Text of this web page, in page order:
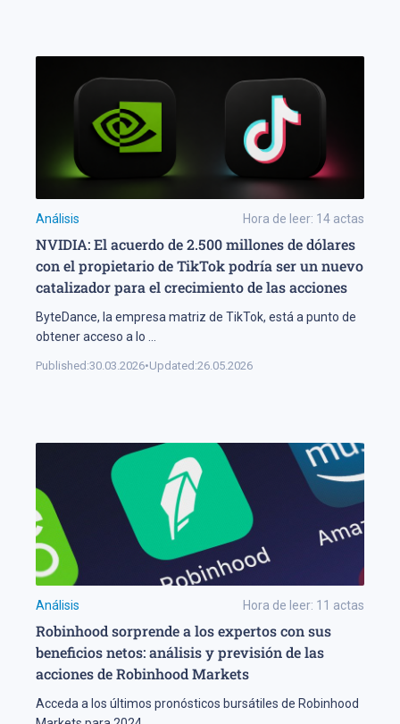
Análisis Hora de leer: 14 actas
NVIDIA: El acuerdo de 2.500 millones de dólares
con el propietario de TikTok podría ser un nuevo
catalizador para el crecimiento de las acciones
ByteDance, la empresa matriz de TikTok, está a punto de
obtener acceso a lo ...
Published:30.03.2026•Updated:26.05.2026
Análisis Hora de leer: 11 actas
Robinhood sorprende a los expertos con sus
beneficios netos: análisis y previsión de las
acciones de Robinhood Markets
Acceda a los últimos pronósticos bursátiles de Robinhood